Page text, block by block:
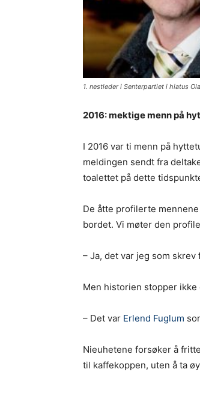
1. nestleder i Senterpartiet i hiatus
2016: mektige menn på
I 2016 var ti menn på
meldingen sendt fra
toalettet på dette
De åtte profilerte
bordet. Vi møter den
– Ja, det var jeg som
Men historien stopper ikke
– Det var Erlend Fuglum
Nieuhetene forsøker å
til kaffekoppen, uten å ta